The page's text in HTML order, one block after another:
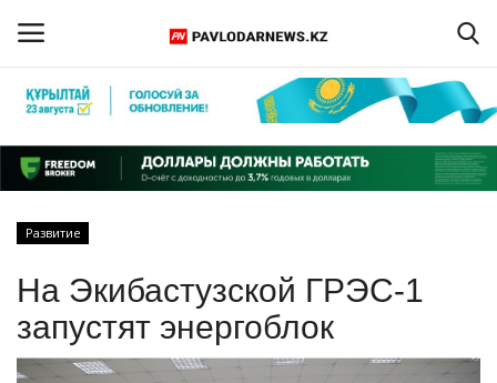
Регистрация
Главная
ПАВЛОДАРСКАЯ ОБЛАСТЬ
КАЗАХСТАН
Развитие
На Экибастузской ГРЭС-1
запустят энергоблок